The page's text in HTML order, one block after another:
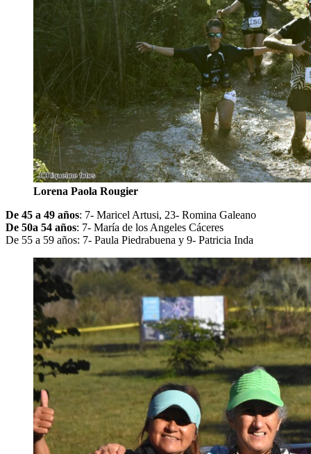
Lorena Paola Rougier
De 45 a 49 años: 7- Maricel Artusi, 23- Romina Galeano
De 50a 54 años: 7- María de los Angeles Cáceres
De 55 a 59 años: 7- Paula Piedrabuena y 9- Patricia Inda